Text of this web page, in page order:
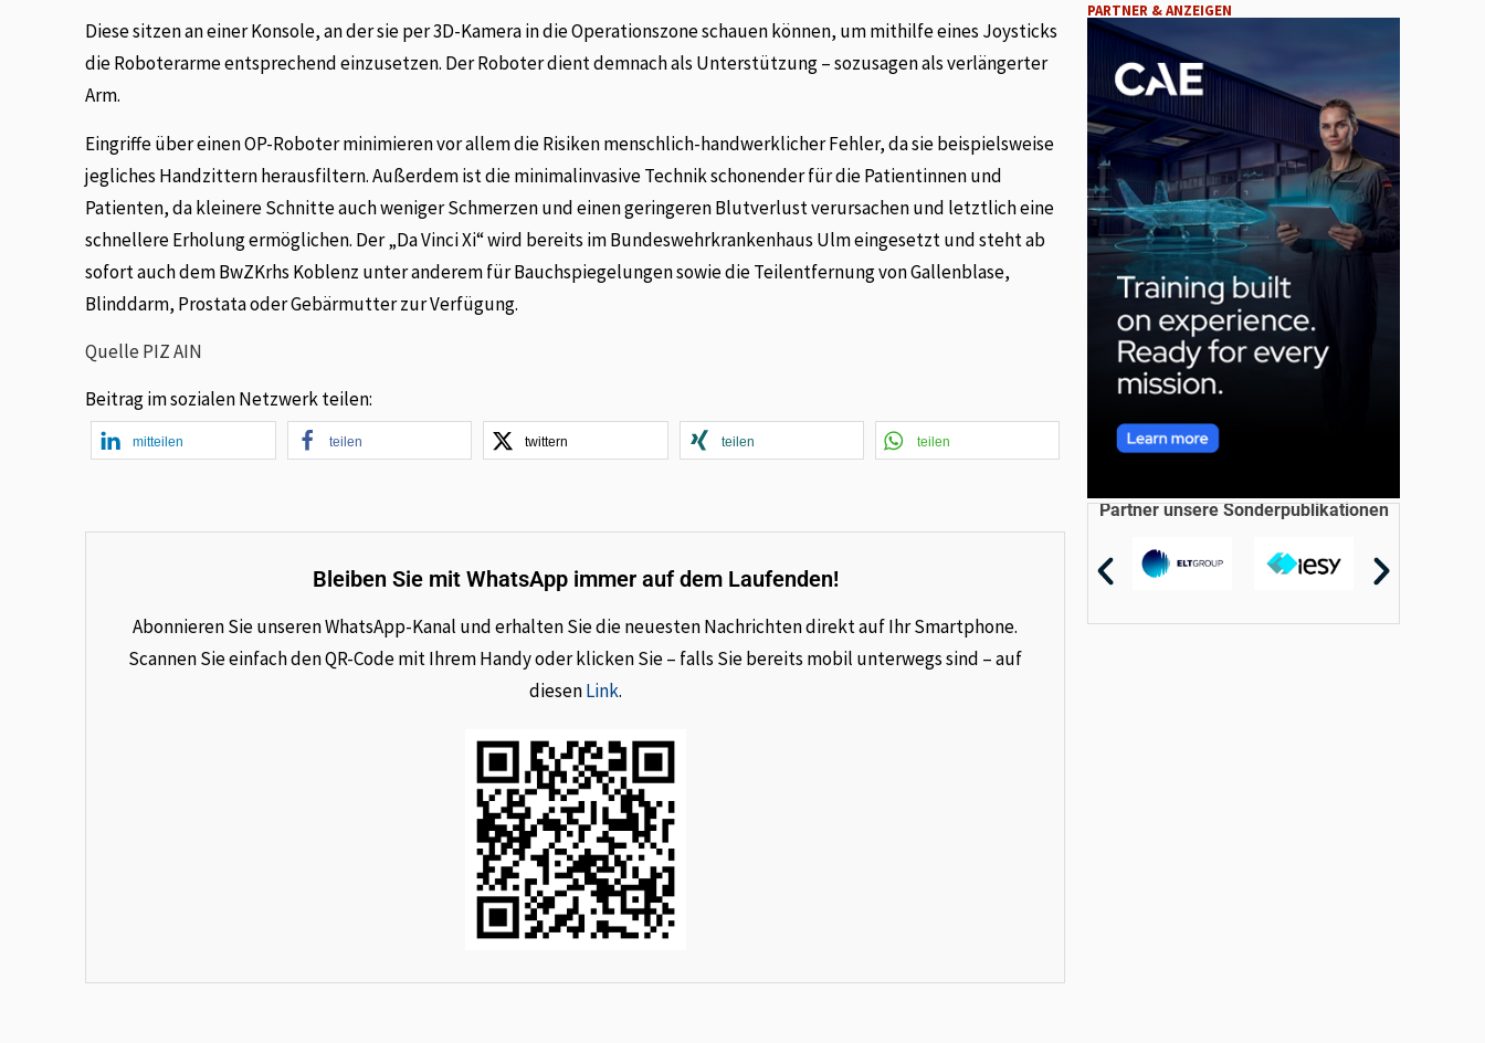
Diese sitzen an einer Konsole, an der sie per 3D-Kamera in die Operationszone schauen können, um mithilfe eines Joysticks
die Roboterarme entsprechend einzusetzen. Der Roboter dient demnach als Unterstützung – sozusagen als verlängerter
Arm.
Eingriffe über einen OP-Roboter minimieren vor allem die Risiken menschlich-handwerklicher Fehler, da sie beispielsweise
jegliches Handzittern herausfiltern. Außerdem ist die minimalinvasive Technik schonender für die Patientinnen und
Patienten, da kleinere Schnitte auch weniger Schmerzen und einen geringeren Blutverlust verursachen und letztlich eine
schnellere Erholung ermöglichen. Der „Da Vinci Xi“ wird bereits im Bundeswehrkrankenhaus Ulm eingesetzt und steht ab
sofort auch dem BwZKrhs Koblenz unter anderem für Bauchspiegelungen sowie die Teilentfernung von Gallenblase,
Blinddarm, Prostata oder Gebärmutter zur Verfügung.
Quelle PIZ AIN
Beitrag im sozialen Netzwerk teilen:
mitteilen teilen twittern teilen teilen
Bleiben Sie mit WhatsApp immer auf dem Laufenden!
Abonnieren Sie unseren WhatsApp-Kanal und erhalten Sie die neuesten Nachrichten direkt auf Ihr Smartphone.
Scannen Sie einfach den QR-Code mit Ihrem Handy oder klicken Sie – falls Sie bereits mobil unterwegs sind – auf
diesenLink.
PARTNER & ANZEIGEN
Partner unsere Sonderpublikationen